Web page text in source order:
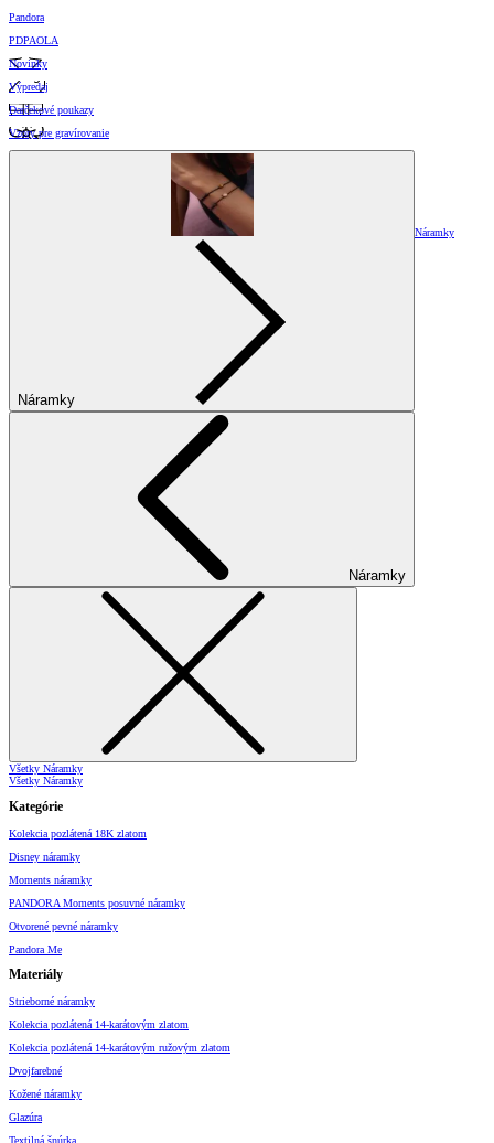
Pandora
PDPAOLA
Novinky
Výpredaj
Darčekové poukazy
Vzory pre gravírovanie
Náramky
Náramky
Náramky
Všetky Náramky
Všetky Náramky
Kategórie
Kolekcia pozlátená 18K zlatom
Disney náramky
Moments náramky
PANDORA Moments posuvné náramky
Otvorené pevné náramky
Pandora Me
Materiály
Strieborné náramky
Kolekcia pozlátená 14-karátovým zlatom
Kolekcia pozlátená 14-karátovým ružovým zlatom
Dvojfarebné
Kožené náramky
Glazúra
Textilná šnúrka